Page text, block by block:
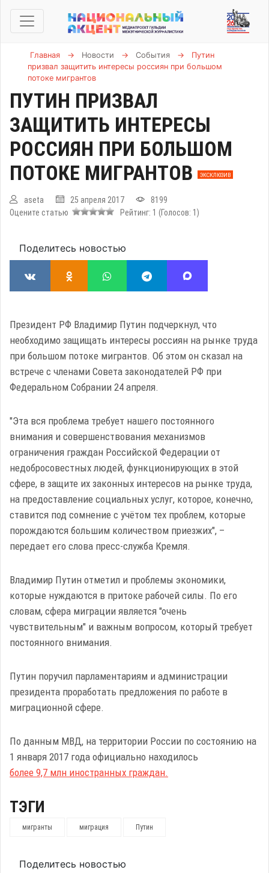
Главная → Новости → События →
Путин
призвал защитить интересы россиян при большом
потоке мигрантов
ПУТИН ПРИЗВАЛ
ЗАЩИТИТЬ ИНТЕРЕСЫ
РОССИЯН ПРИ БОЛЬШОМ
ПОТОКЕ МИГРАНТОВ
ЭКСКЛЮЗИВ
aseta 25 апреля 2017
8199
Оцените статью
Рейтинг: 1 (Голосов: 1 )
Поделитесь новостью
Президент РФ Владимир Путин подчеркнул, что
необходимо защищать интересы россиян на рынке труда
при большом потоке мигрантов. Об этом он сказал на
встрече с членами Совета законодателей РФ при
Федеральном Собрании 24 апреля.
"Эта вся проблема требует нашего постоянного
внимания и совершенствования механизмов
ограничения граждан Российской Федерации от
недобросовестных людей, функционирующих в этой
сфере, в защите их законных интересов на рынке труда,
на предоставление социальных услуг, которое, конечно,
ставится под сомнение с учётом тех проблем, которые
порождаются большим количеством приезжих", –
передает его слова пресс-служба Кремля.
Владимир Путин отметил и проблемы экономики,
которые нуждаются в притоке рабочей силы. По его
словам, сфера миграции является "очень
чувствительным" и важным вопросом, который требует
постоянного внимания.
Путин поручил парламентариям и администрации
президента проработать предложения по работе в
миграционной сфере.
По данным МВД, на территории России по состоянию на
1 января 2017 года официально находилось
более 9,7 млн иностранных граждан.
ТЭГИ
мигранты миграция Путин
Поделитесь новостью